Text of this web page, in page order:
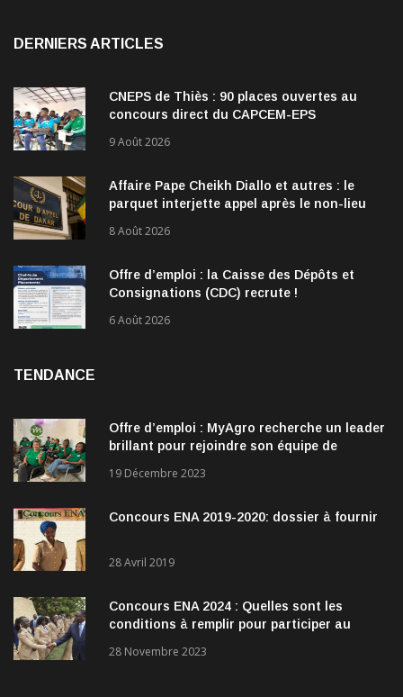
DERNIERS ARTICLES
CNEPS de Thiès : 90 places ouvertes au
concours direct du CAPCEM-EPS
9 Août 2026
Affaire Pape Cheikh Diallo et autres : le
parquet interjette appel après le non-lieu
8 Août 2026
Offre d’emploi : la Caisse des Dépôts et
Consignations (CDC) recrute !
6 Août 2026
TENDANCE
Offre d’emploi : MyAgro recherche un leader
brillant pour rejoindre son équipe de
19 Décembre 2023
Concours ENA 2019-2020: dossier à fournir
28 Avril 2019
Concours ENA 2024 : Quelles sont les
conditions à remplir pour participer au
28 Novembre 2023